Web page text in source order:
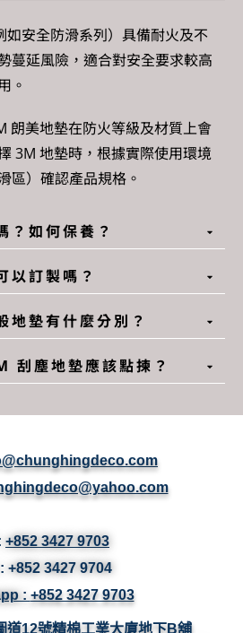
如安全防滑系列）具備耐火及不
蔓延風險，適合對安全要求較高
。
朗美地墊在防火等級及材質上會
3M 地墊時，根據實際使用環境
區）確認產品規格。
？如何保養？
以訂製嗎？
墊有什麼分別？
刮塵地墊應該點揀？
+852 3427 9703
+852 3427 9704
: +852 3427 9703
道12號精棉工業大廈地下B舖